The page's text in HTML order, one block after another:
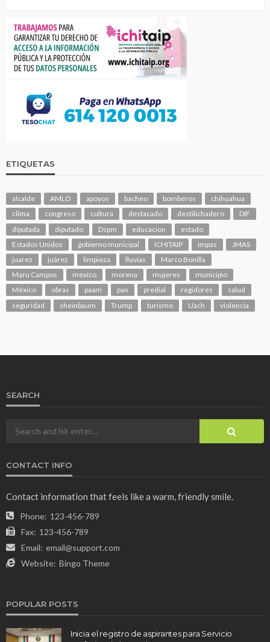
ETIQUETAS
alcalde AMLO apoyos bacheo bomberos
chihuahua
clima
congreso cultura destacado destilichadero
DIF
diputada
diputado Dspm educacion
estado
Estados Unidos
gobierno municipal ICHITAIP impas
JMAS
juarez
juárez limpieza lluvias
Marco Bonilla
Maru Campos
mexico morena mujeres
municipio
México
obras paam pan predial regidores
salud
seguridad
sheinbaum Trump turismo Uach violencia
SEARCH
CONTACT INFO
Contact information that feels like a warm, friendly smile.
Phone: 123-456-789
Fax: 123-456-789
Email: email@support.com
Website: Bingo Theme
POPULAR POSTS
Inicia el registro de aspirantes para Servicio